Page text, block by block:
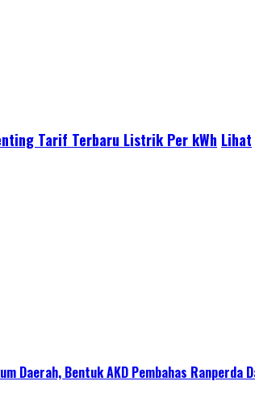
Tarif Terbaru Listrik Per kWh Lihat
Daerah, Bentuk AKD Pembahas Ranperda